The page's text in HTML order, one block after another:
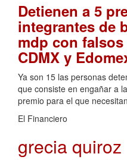
Detienen a 5
integrantes de
mdp con
CDMX y
Ya son 15 las personas
que consiste en engañar a
premio para el que
El Financiero
grecia quiroz